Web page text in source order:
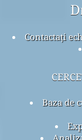
Contactați
Baza de